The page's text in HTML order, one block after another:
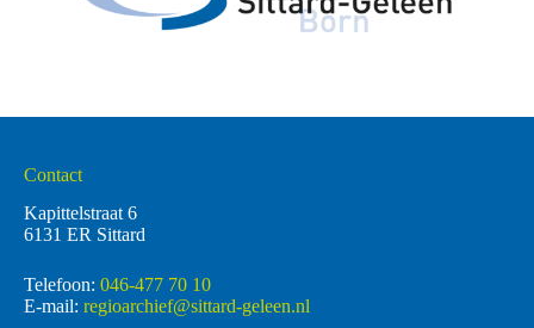
Contact
Kapittelstraat 6
6131 ER Sittard
Telefoon: 046-477 70 10
E-mail: regioarchief@sittard-geleen.nl